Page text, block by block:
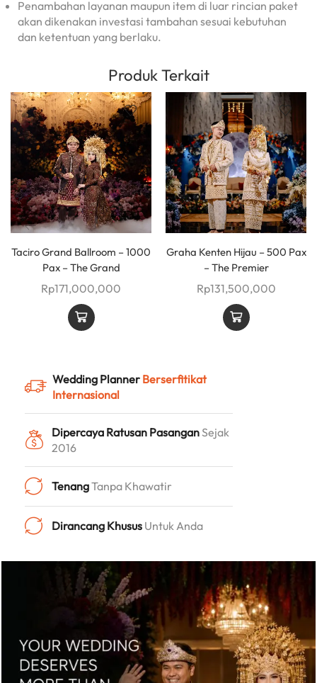
Penambahan layanan maupun item di luar rincian paket
akan dikenakan investasi tambahan sesuai kebutuhan
dan ketentuan yang berlaku.
Produk Terkait
Taciro Grand Ballroom – 1000
Pax – The Grand
Rp171,000,000
Graha Kenten Hijau – 500 Pax
– The Premier
Rp131,500,000
Wedding Planner Berserfitikat
Internasional
Dipercaya Ratusan PasanganSejak
2016
TenangTanpa Khawatir
Dirancang Khusus Untuk Anda